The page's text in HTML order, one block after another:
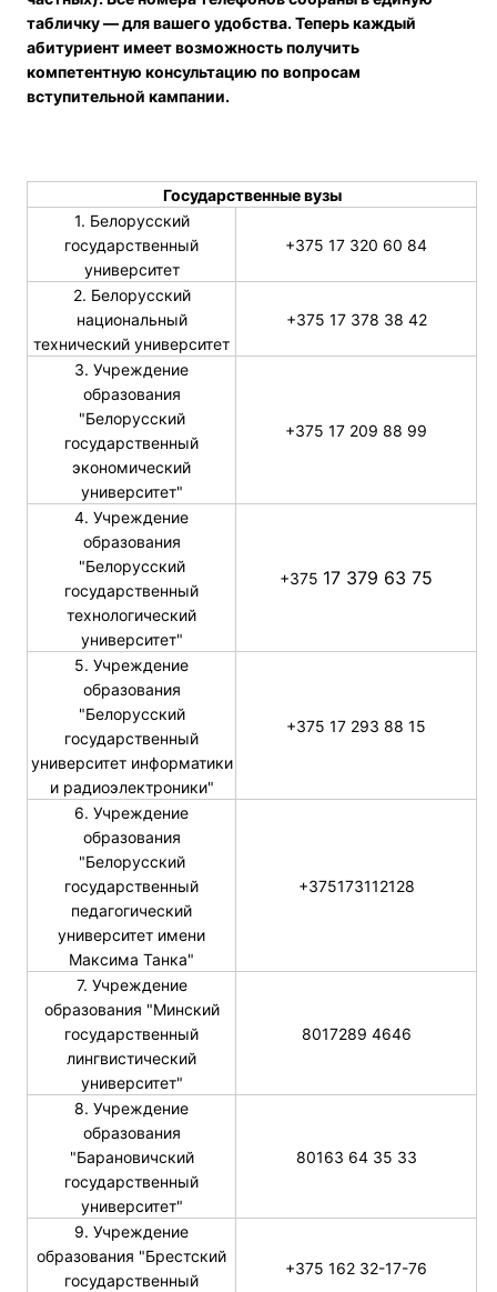
табличку — для вашего удобства. Теперь каждый
абитуриент имеет возможность получить
компетентную консультацию по вопросам
вступительной кампании.
Государственные вузы
1. Белорусский
государственный
университет
+375 17 320 60 84
2. Белорусский
национальный
технический университет
+375 17 378 38 42
3. Учреждение
образования
"Белорусский
государственный
экономический
университет"
+375 17 209 88 99
4. Учреждение
образования
"Белорусский
государственный
технологический
университет"
+375 17 379 63 75
5. Учреждение
образования
"Белорусский
государственный
университет информатики
и радиоэлектроники"
+375 17 293 88 15
6. Учреждение
образования
"Белорусский
государственный
педагогический
университет имени
Максима Танка"
+375173112128
7. Учреждение
образования "Минский
государственный
лингвистический
университет"
8017289 4646
8. Учреждение
образования
"Барановичский
государственный
университет"
80163 64 35 33
9. Учреждение
образования "Брестский
государственный
+375 162 32-17-76